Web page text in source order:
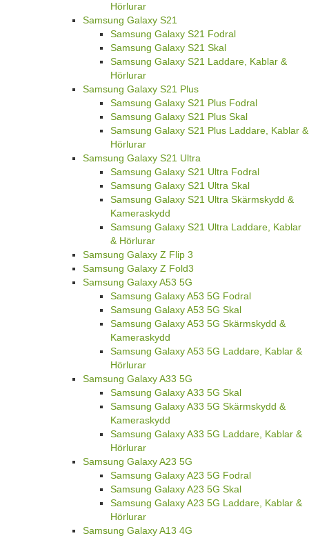
Hörlurar
Samsung Galaxy S21
Samsung Galaxy S21 Fodral
Samsung Galaxy S21 Skal
Samsung Galaxy S21 Laddare, Kablar &
Hörlurar
Samsung Galaxy S21 Plus
Samsung Galaxy S21 Plus Fodral
Samsung Galaxy S21 Plus Skal
Samsung Galaxy S21 Plus Laddare, Kablar &
Hörlurar
Samsung Galaxy S21 Ultra
Samsung Galaxy S21 Ultra Fodral
Samsung Galaxy S21 Ultra Skal
Samsung Galaxy S21 Ultra Skärmskydd &
Kameraskydd
Samsung Galaxy S21 Ultra Laddare, Kablar
& Hörlurar
Samsung Galaxy Z Flip 3
Samsung Galaxy Z Fold3
Samsung Galaxy A53 5G
Samsung Galaxy A53 5G Fodral
Samsung Galaxy A53 5G Skal
Samsung Galaxy A53 5G Skärmskydd &
Kameraskydd
Samsung Galaxy A53 5G Laddare, Kablar &
Hörlurar
Samsung Galaxy A33 5G
Samsung Galaxy A33 5G Skal
Samsung Galaxy A33 5G Skärmskydd &
Kameraskydd
Samsung Galaxy A33 5G Laddare, Kablar &
Hörlurar
Samsung Galaxy A23 5G
Samsung Galaxy A23 5G Fodral
Samsung Galaxy A23 5G Skal
Samsung Galaxy A23 5G Laddare, Kablar &
Hörlurar
Samsung Galaxy A13 4G